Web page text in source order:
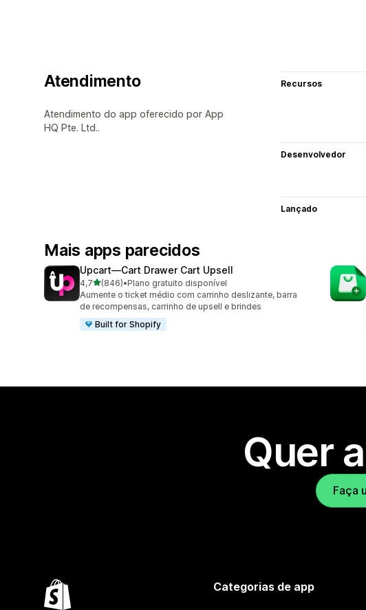
Atendimento
Atendimento do app oferecido por App
HQ Pte. Ltd..
Recursos
Desenvolvedor
Lançado
Mais apps parecidos
Upcart—Cart Drawer Cart Upsell
4,7de 5 estrelas
(846)
846 avaliações ao todo
•Plano gratuito disponível
Aumente o ticket médio com carrinho deslizante, barra
de recompensas, carrinho de upsell e brindes
Built for Shopify
Quer
Faça
Categorias de app